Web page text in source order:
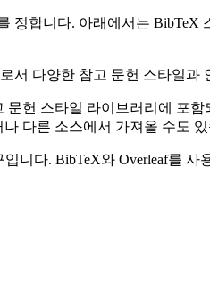
정합니다. 아래에서는 BibTeX
서 다양한 참고 문헌 스타일과
헌 스타일 라이브러리에 포
다른 소스에서 가져올 수도
니다. BibTeX와 Overleaf를